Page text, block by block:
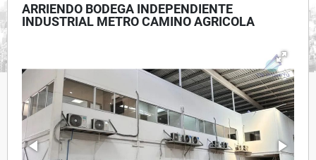
ARRIENDO BODEGA INDEPENDIENTE
INDUSTRIAL METRO CAMINO AGRICOLA